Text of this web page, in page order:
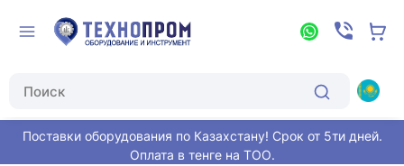
Поставки оборудования по Казахстану! Срок от 5ти дней.
Оплата в тенге на ТОО.